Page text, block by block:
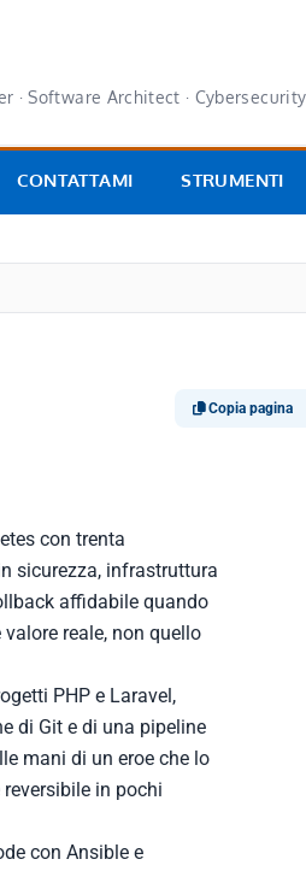
· Software Architect ·
CONTATTAMI STRUMENTI
Copia pagina
con trenta
sicurezza, infrastruttura
affidabile quando
reale, non quello
PHP e Laravel,
di Git e di una pipeline
mani di un eroe che lo
in pochi
con Ansible e